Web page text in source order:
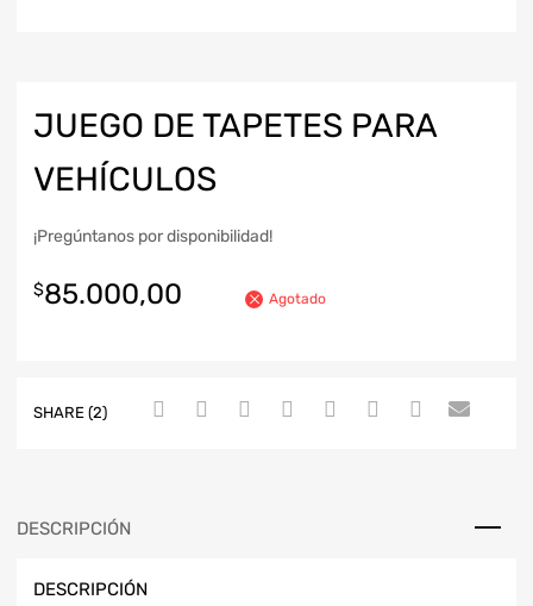
JUEGO DE TAPETES PARA
VEHÍCULOS
¡Pregúntanos por disponibilidad!
$85.000,00 Agotado
SHARE (2)
DESCRIPCIÓN
DESCRIPCIÓN